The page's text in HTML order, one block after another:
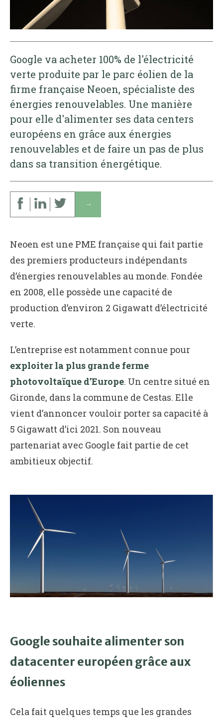
Google va acheter 100% de l'électricité
verte produite par le parc éolien de la
firme française Neoen, spécialiste des
énergies renouvelables. Une manière
pour elle d'alimenter ses data centers
européens en grâce aux énergies
renouvelables et de faire un pas de plus
dans sa transition énergétique.
↓
Neoen est une PME française qui fait partie
des premiers producteurs indépendants
d’énergies renouvelables au monde. Fondée
en 2008, elle possède une capacité de
production d’environ 2 Gigawatt d’électricité
verte.
L’entreprise est notamment connue pour
exploiter la plus grande ferme
photovoltaïque d’Europe. Un centre situé en
Gironde, dans la commune de Cestas. Elle
vient d’annoncer vouloir porter sa capacité à
5 Gigawatt d’ici 2021. Son nouveau
partenariat avec Google fait partie de cet
ambitieux objectif.
Google souhaite alimenter son
datacenter européen grâce aux
éoliennes
Cela fait quelques temps que les grandes